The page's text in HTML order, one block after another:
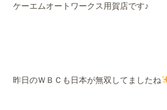
ケーエムオートワークス用賀店です♪
昨日のＷＢＣも日本が無双してましたね